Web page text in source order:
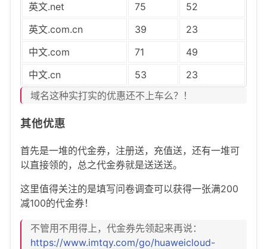
英文.net
75
52
英文.com.cn
39
23
中文.com
71
49
中文.cn
53
23
域名这种实打实的优惠还不上车么？！
其他优惠
首先是一堆的代金券，注册送，充值送，还有一堆可
以直接领的，总之代金券就是送送送。
这里值得关注的是填写问卷调查可以获得一张满200
减100的代金券！
不管用不用得上，代金券先领起来再说：
https://www.imtqy.com/go/huaweicloud-